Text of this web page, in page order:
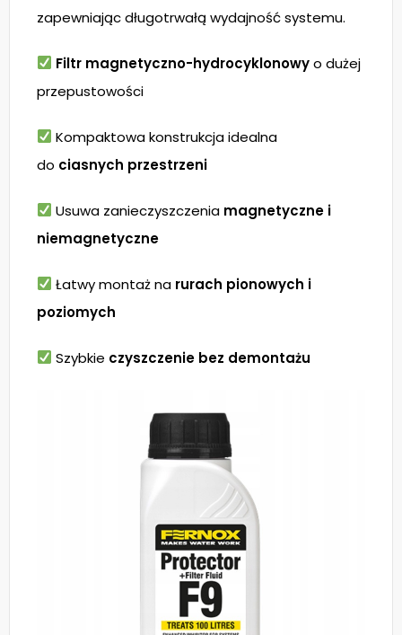
zapewniając długotrwałą wydajność systemu.
Filtr magnetyczno-hydrocyklonowyo dużej
przepustowości
Kompaktowa konstrukcja idealna
do ciasnych przestrzeni
Usuwa zanieczyszczenia magnetyczne i
niemagnetyczne
Łatwy montaż na rurach pionowych i
poziomych
Szybkie czyszczenie bez demontażu